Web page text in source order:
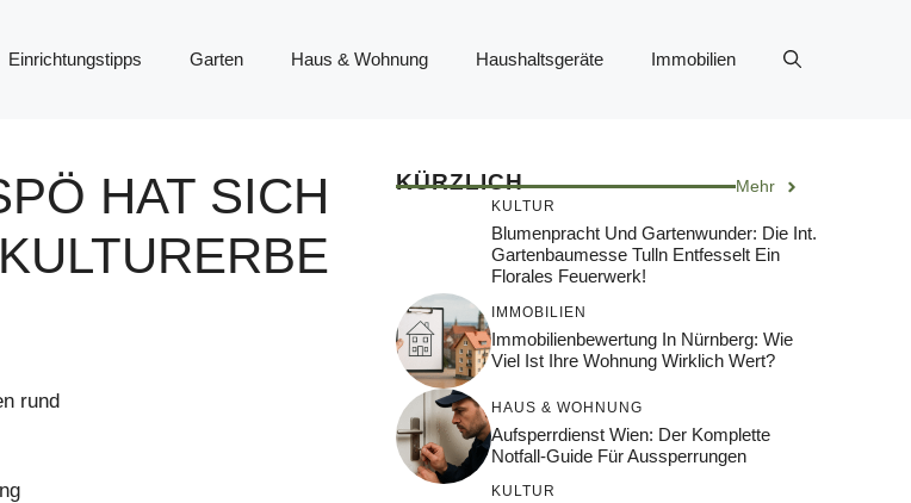
Einrichtungstipps Garten Haus & Wohnung Haushaltsgeräte Immobilien
HAT SICH
rund
KÜRZLICH Mehr
KULTUR
Blumenpracht Und Gartenwunder: Die Int.
Gartenbaumesse Tulln Entfesselt Ein
Florales Feuerwerk!
IMMOBILIEN
Immobilienbewertung In Nürnberg: Wie
Viel Ist Ihre Wohnung Wirklich Wert?
HAUS & WOHNUNG
Aufsperrdienst Wien: Der Komplette
Notfall-Guide Für Aussperrungen
KULTUR